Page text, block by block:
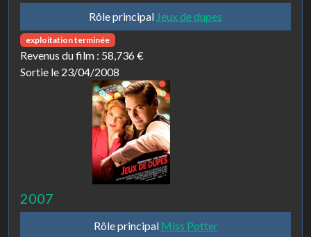
Rôle principal Jeux de dupes
exploitation terminée
Revenus du film : 58,736 €
Sortie le 23/04/2008
2007
Rôle principal Miss Potter